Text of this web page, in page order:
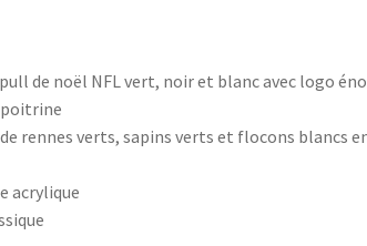
de noël NFL vert, noir et blanc avec logo
rennes verts, sapins verts et flocons blancs
acrylique